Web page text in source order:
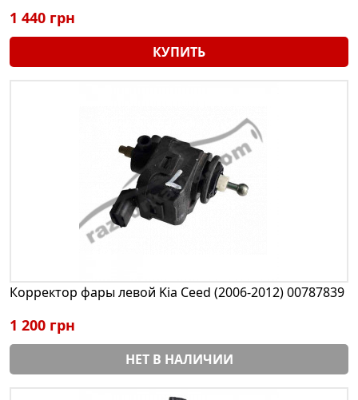
1 440 грн
КУПИТЬ
Корректор фары левой Kia Ceed (2006-2012) 00787839
1 200 грн
НЕТ В НАЛИЧИИ